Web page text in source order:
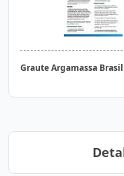
Graute Argamassa Brasil